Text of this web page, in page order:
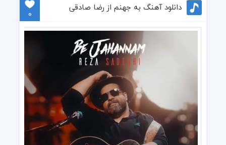
دانلود آهنگ به جهنم از رضا صادقی
0